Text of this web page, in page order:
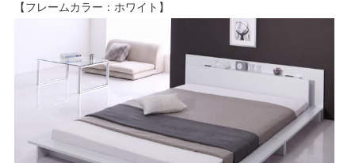
【フレームカラー：ホワイト】